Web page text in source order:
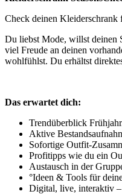
Check deinen Kleiderschrank
Du liebst Mode, willst deinen
viel Freude an deinen
wohlfühlst. Du erhältst
Das erwartet dich:
Trendüberblick
Aktive
Sofortige Outfit-
Profitipps wie du ein
Austausch in der
°Ideen & Tools für
Digital, live, interaktiv